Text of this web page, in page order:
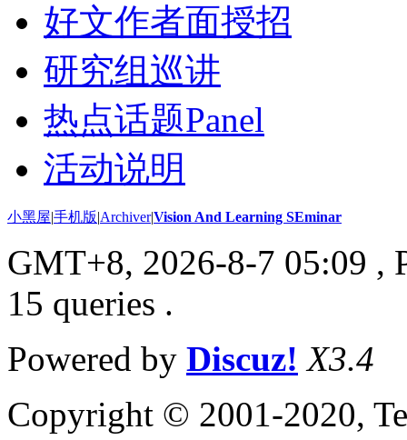
好文作者面授招
研究组巡讲
热点话题Panel
活动说明
小黑屋|手机版|Archiver|Vision And Learning SEminar
GMT+8, 2026-8-7 05:09 ,
15 queries .
Powered by Discuz! X3.4
Copyright © 2001-2020,